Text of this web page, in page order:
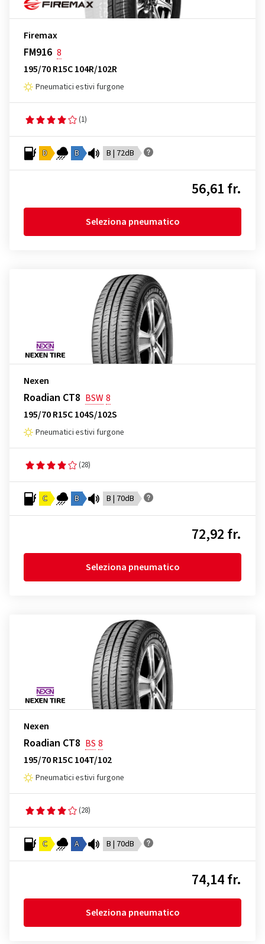
Firemax
FM916 8
195/70 R15C 104R/102R
Pneumatici estivi furgone
(1)
D B B | 72dB
56,61 fr.
Seleziona pneumatico
Nexen
Roadian CT8 BSW8
195/70 R15C 104S/102S
Pneumatici estivi furgone
(28)
C B B | 70dB
72,92 fr.
Seleziona pneumatico
Nexen
Roadian CT8 BS 8
195/70 R15C 104T/102
Pneumatici estivi furgone
(28)
C A B | 70dB
74,14 fr.
Seleziona pneumatico